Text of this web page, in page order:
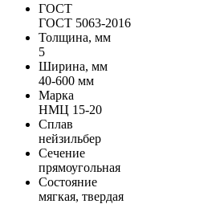
ГОСТ
ГОСТ 5063-2016
Толщина, мм
5
Ширина, мм
40-600 мм
Марка
НМЦ 15-20
Сплав
нейзильбер
Сечение
прямоугольная
Состояние
мягкая, твердая